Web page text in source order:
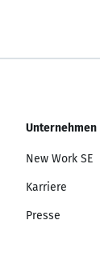
Unternehmen
New Work SE
Karriere
Presse